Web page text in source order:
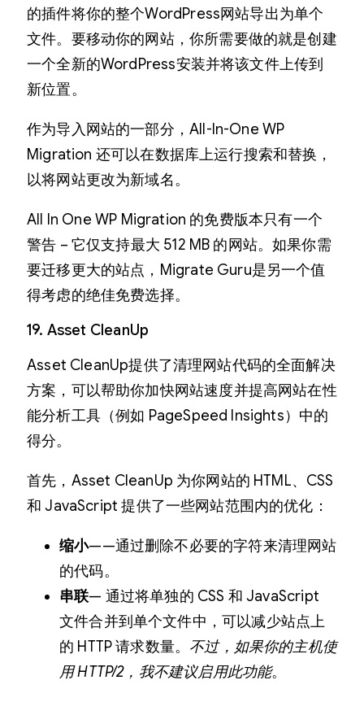
的插件将你的整个WordPress网站导出为单个
文件。要移动你的网站，你所需要做的就是创建
一个全新的WordPress安装并将该文件上传到
新位置。
作为导入网站的一部分，All-In-One WP
Migration 还可以在数据库上运行搜索和替换，
以将网站更改为新域名。
All In One WP Migration 的免费版本只有一个
警告 – 它仅支持最大 512 MB 的网站。如果你需
要迁移更大的站点，Migrate Guru是另一个值
得考虑的绝佳免费选择。
19. Asset CleanUp
Asset CleanUp提供了清理网站代码的全面解决
方案，可以帮助你加快网站速度并提高网站在性
能分析工具（例如 PageSpeed Insights）中的
得分。
首先，Asset CleanUp 为你网站的 HTML、CSS
和 JavaScript 提供了一些网站范围内的优化：
缩小——通过删除不必要的字符来清理网站
的代码。
串联— 通过将单独的 CSS 和 JavaScript
文件合并到单个文件中，可以减少站点上
的 HTTP 请求数量。 不过，如果你的主机使
用 HTTP/2，我不建议启用此功能。